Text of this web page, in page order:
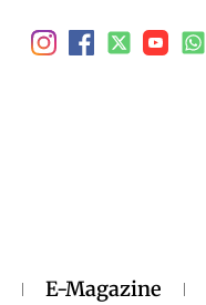
E-Magazine